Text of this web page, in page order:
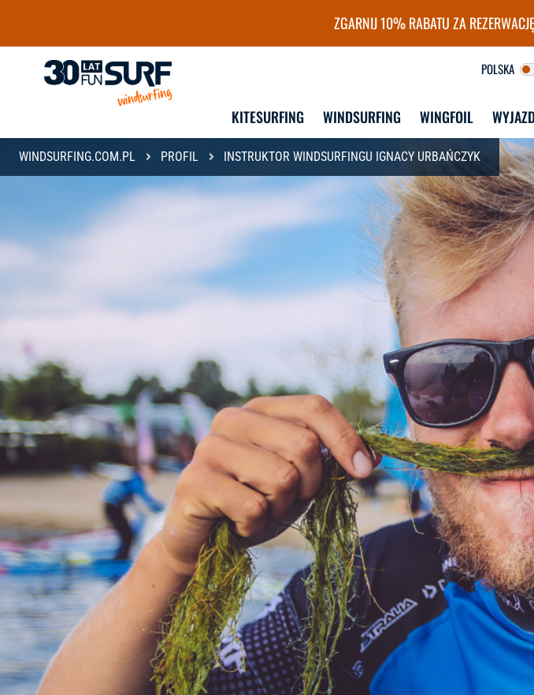
ZGARNIJ 10% RABATU ZA
POLSKA
KITESURFING WINDSURFING
DLA DZIECI
KURSY GRUPOWE
DLA MŁODZIEŻY
KURSY GRUPOWE
KURSY INDYWIDUALNE
DLA STUDENTÓW
STUDENT CAMP
WINDSURFING
STUDENT CAMP
WINGFOIL + PUMPFOIL
WAKE
KURSY INDYWIDUALNE
LEKCJE INDYWIDUALNE
KURS INSTRUKTORSKI
WINGFOIL
WINDSURFING.COM.PL PROFIL INSTRUKTOR WINDSURFINGU IGNACY URBAŃCZYK